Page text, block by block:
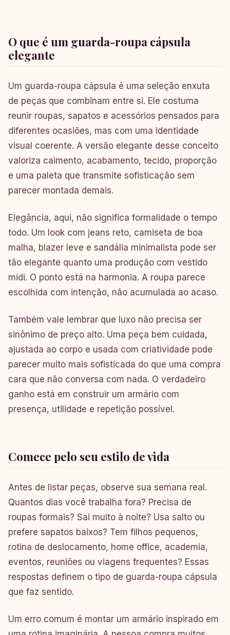
O que é um guarda-roupa cápsula
elegante
Um guarda-roupa cápsula é uma seleção enxuta
de peças que combinam entre si. Ele costuma
reunir roupas, sapatos e acessórios pensados para
diferentes ocasiões, mas com uma identidade
visual coerente. A versão elegante desse conceito
valoriza caimento, acabamento, tecido, proporção
e uma paleta que transmite sofisticação sem
parecer montada demais.
Elegância, aqui, não significa formalidade o tempo
todo. Um look com jeans reto, camiseta de boa
malha, blazer leve e sandália minimalista pode ser
tão elegante quanto uma produção com vestido
midi. O ponto está na harmonia. A roupa parece
escolhida com intenção, não acumulada ao acaso.
Também vale lembrar que luxo não precisa ser
sinônimo de preço alto. Uma peça bem cuidada,
ajustada ao corpo e usada com criatividade pode
parecer muito mais sofisticada do que uma compra
cara que não conversa com nada. O verdadeiro
ganho está em construir um armário com
presença, utilidade e repetição possível.
Comece pelo seu estilo de vida
Antes de listar peças, observe sua semana real.
Quantos dias você trabalha fora? Precisa de
roupas formais? Sai muito à noite? Usa salto ou
prefere sapatos baixos? Tem filhos pequenos,
rotina de deslocamento, home office, academia,
eventos, reuniões ou viagens frequentes? Essas
respostas definem o tipo de guarda-roupa cápsula
que faz sentido.
Um erro comum é montar um armário inspirado em